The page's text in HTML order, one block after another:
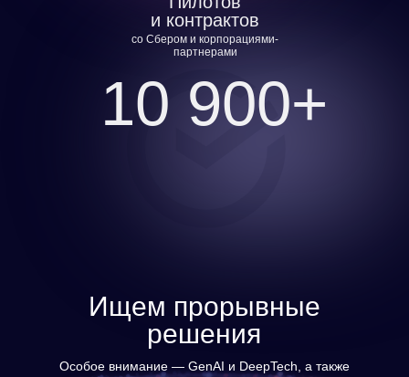
со Сбером и корпорациями-
партнерами
10 900+
и контрактов
Ищем прорывные
решения
Особое внимание — GenAI и DeepTech, а также